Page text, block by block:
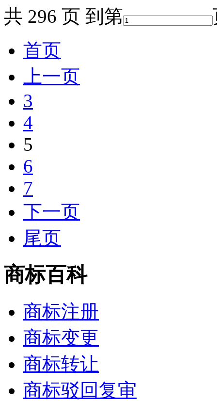
共 296 页 到第
首页
上一页
3
4
5
6
7
下一页
尾页
商标百科
商标注册
商标变更
商标转让
商标驳回复审